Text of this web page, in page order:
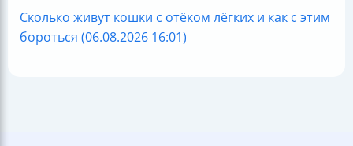
Сколько живут кошки с отёком лёгких и как с этим
бороться (06.08.2026 16:01)